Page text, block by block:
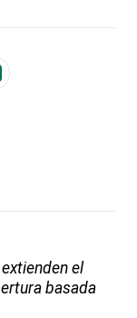
el
basada